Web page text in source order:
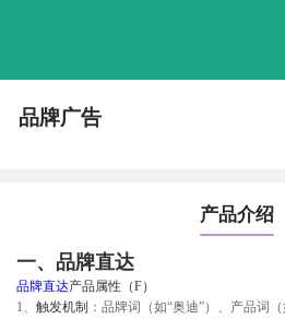
品牌广告
产品介绍
一、品牌直达
品牌直达产品属性（F）
1、 触发机制 ：品牌词（如“奥迪”）、产品词